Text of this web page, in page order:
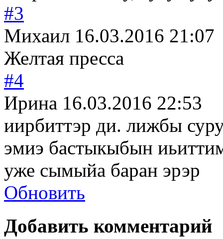
#3
Михаил 16.03.2016 21:07
Желтая пресса
#4
Ирина 16.03.2016 22:53
иирбиттэр ди. лижбы
эмиэ бастыкыбын
уже сымыйа баран эрэр
Обновить
Добавить комментарий